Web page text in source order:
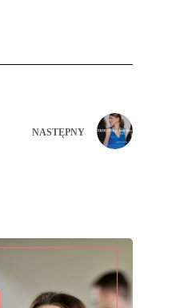
NASTĘPNY